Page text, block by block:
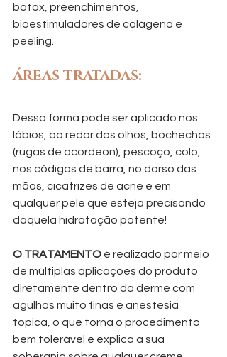
botox, preenchimentos,
bioestimuladores de colágeno e
peeling.
ÁREAS TRATADAS:
Dessa forma pode ser aplicado nos
lábios, ao redor dos olhos, bochechas
(rugas de acordeon), pescoço, colo,
nos códigos de barra, no dorso das
mãos, cicatrizes de acne e em
qualquer pele que esteja precisando
daquela hidratação potente!
O TRATAMENTO é realizado por meio
de múltiplas aplicações do produto
diretamente dentro da derme com
agulhas muito finas e anestesia
tópica, o que torna o procedimento
bem tolerável e explica a sua